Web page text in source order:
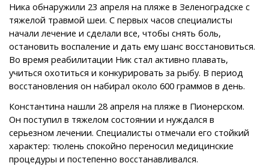
Ника обнаружили 23 апреля на пляже в Зеленоградске с
тяжелой травмой шеи. С первых часов специалисты
начали лечение и сделали все, чтобы снять боль,
остановить воспаление и дать ему шанс восстановиться.
Во время реабилитации Ник стал активно плавать,
учиться охотиться и конкурировать за рыбу. В период
восстановления он набирал около 600 граммов в день.
Константина нашли 28 апреля на пляже в Пионерском.
Он поступил в тяжелом состоянии и нуждался в
серьезном лечении. Специалисты отмечали его стойкий
характер: тюлень спокойно переносил медицинские
процедуры и постепенно восстанавливался.